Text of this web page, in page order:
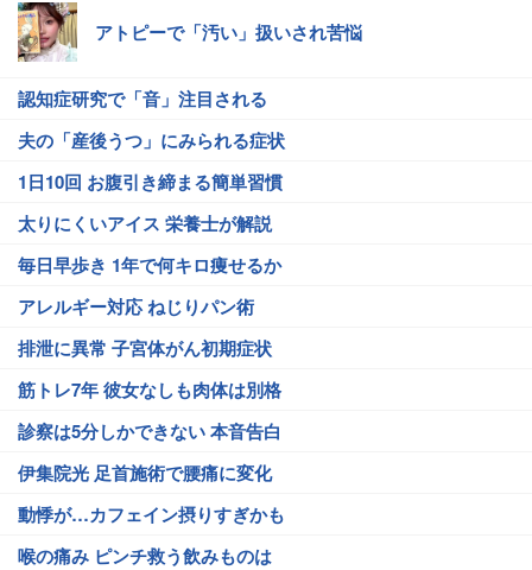
アトピーで「汚い」扱いされ苦悩
認知症研究で「音」注目される
夫の「産後うつ」にみられる症状
1日10回 お腹引き締まる簡単習慣
太りにくいアイス 栄養士が解説
毎日早歩き 1年で何キロ痩せるか
アレルギー対応 ねじりパン術
排泄に異常 子宮体がん初期症状
筋トレ7年 彼女なしも肉体は別格
診察は5分しかできない 本音告白
伊集院光 足首施術で腰痛に変化
動悸が…カフェイン摂りすぎかも
喉の痛み ピンチ救う飲みものは